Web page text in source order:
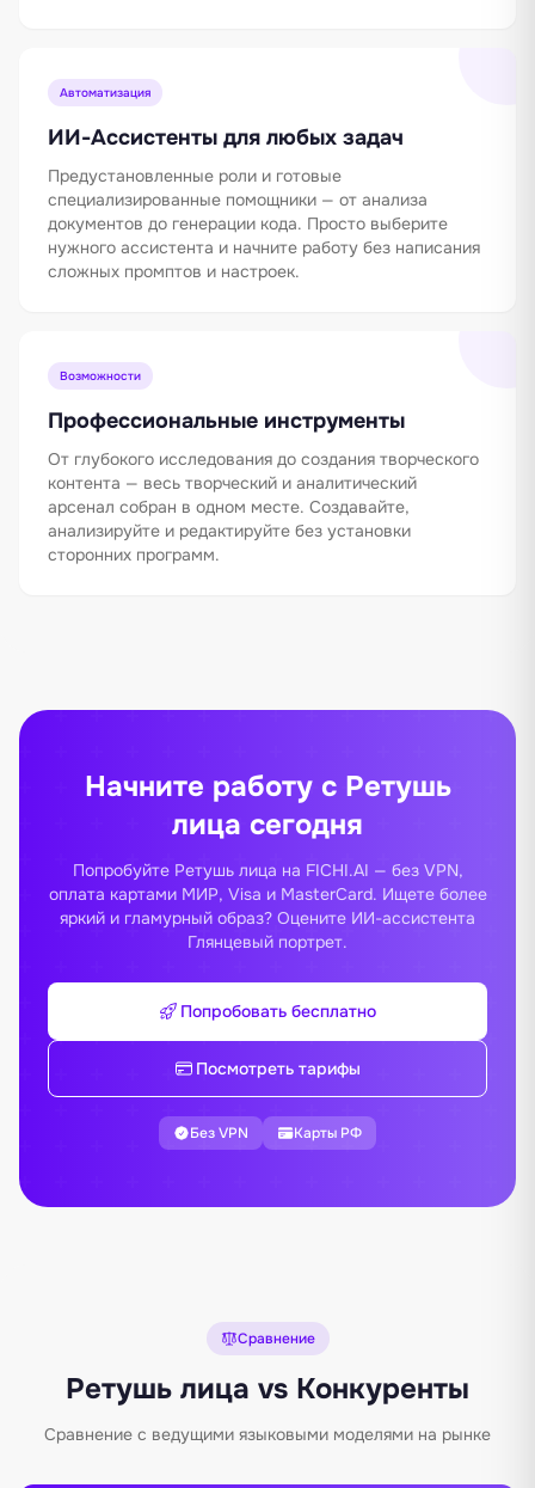
Автоматизация
ИИ-Ассистенты для любых задач
Предустановленные роли и готовые
специализированные помощники — от анализа
документов до генерации кода. Просто выберите
нужного ассистента и начните работу без написания
сложных промптов и настроек.
Возможности
Профессиональные инструменты
От глубокого исследования до создания творческого
контента — весь творческий и аналитический
арсенал собран в одном месте. Создавайте,
анализируйте и редактируйте без установки
сторонних программ.
Начните работу с Ретушь
лица сегодня
Попробуйте Ретушь лица на FICHI.AI — без VPN,
оплата картами МИР, Visa и MasterCard. Ищете более
яркий и гламурный образ? Оцените ИИ-ассистента
Глянцевый портрет.
Попробовать бесплатно
Посмотреть тарифы
Без VPN Карты РФ
Сравнение
Ретушь лица vs Конкуренты
Сравнение с ведущими языковыми моделями на рынке